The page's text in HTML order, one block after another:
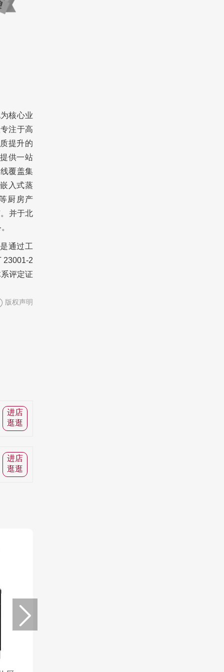
核心业
注于高
提升的
供一站
覆盖集
入式蒸
厨房产
并于北
通过工
23001-2
评定证
版权声明
进店
逛逛
进店
逛逛